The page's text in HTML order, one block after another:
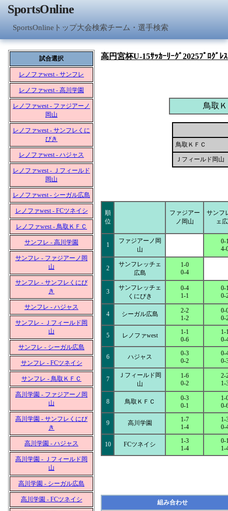
SportsOnline
SportsOnlineトップ大会検索チーム・選手検索
試合選択
レノファwest - サンフレ
レノファwest - 高川学園
レノファwest - ファジアーノ
岡山
レノファwest - サンフレくに
びき
レノファwest - ハジャス
レノファwest - Ｊフィールド
岡山
レノファwest - シーガル広島
レノファwest - FCツネイシ
レノファwest - 鳥取ＫＦＣ
サンフレ - 高川学園
サンフレ - ファジアーノ岡
山
サンフレ - サンフレくにび
き
サンフレ - ハジャス
サンフレ - Ｊフィールド岡
山
サンフレ - シーガル広島
サンフレ - FCツネイシ
サンフレ - 鳥取ＫＦＣ
高川学園 - ファジアーノ岡
山
高川学園 - サンフレくにび
き
高川学園 - ハジャス
高川学園 - Ｊフィールド岡
山
高川学園 - シーガル広島
高川学園 - FCツネイシ
高円宮杯U-15ｻｯｶｰﾘｰｸﾞ2025ﾌﾟﾛｸﾞﾚ
鳥取
鳥取ＫＦＣ
Ｊフィールド岡山
順
位
ファジアー
ノ岡山
サンフ
ェ
1
ファジアーノ岡
山
0-
4-
2
サンフレッチェ
広島
1-0
0-4
3
サンフレッチェ
くにびき
0-4
1-1
0-
0-
4 シーガル広島
2-2
1-2
0-
0-
5 レノファwest
1-1
0-6
1-
0-
6 ハジャス
0-3
0-2
0-
0-
7
Ｊフィールド岡
山
1-6
0-2
2-
1-
8 鳥取ＫＦＣ
0-3
0-1
1-
0-
9 高川学園
1-7
1-4
1-
0-
10 FCツネイシ
1-3
1-4
0-
1-
組み合わせ